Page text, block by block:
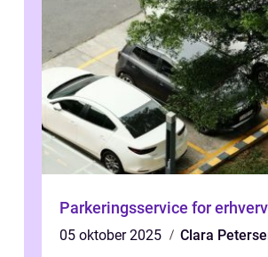
Parkeringsservice for erhverv
05 oktober 2025
Clara